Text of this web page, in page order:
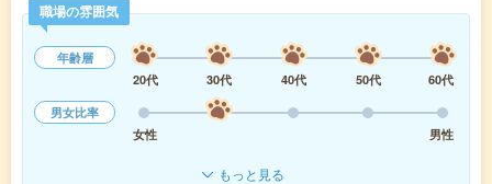
職場の雰囲気
年齢層
20代
30代 40代 50代
60代
男女比率
女性
男性
もっと見る